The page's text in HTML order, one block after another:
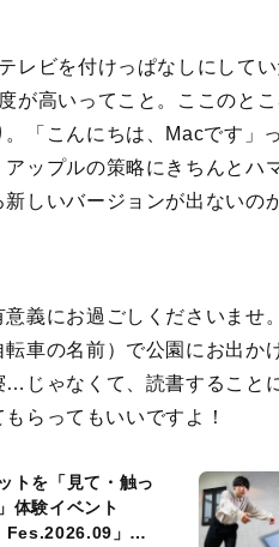
レビを付けっぱなしにして
が高いってこと。ここのと
「こんにちは、Macです」
ップルの策略にきちんとハ
しいバージョンが出ないの
義にお過ごしくださいませ
車の名前）で公園にお出か
…じゃなくて、読書すること
らってもいいですよ！
トを「見て・触っ
体験イベント
Fes.2026.09」